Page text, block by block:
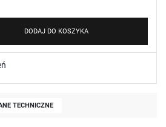
DODAJ DO KOSZYKA
TECHNICZNE